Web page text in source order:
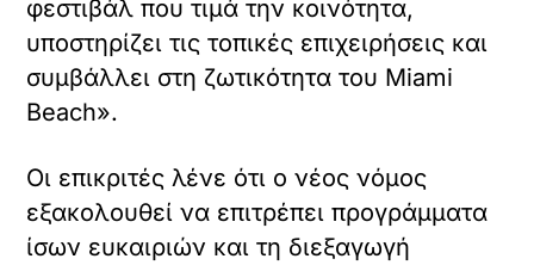
φεστιβάλ που τιμά την κοινότητα,
υποστηρίζει τις τοπικές επιχειρήσεις και
συμβάλλει στη ζωτικότητα του Miami
Beach».
Οι επικριτές λένε ότι ο νέος νόμος
εξακολουθεί να επιτρέπει προγράμματα
ίσων ευκαιριών και τη διεξαγωγή